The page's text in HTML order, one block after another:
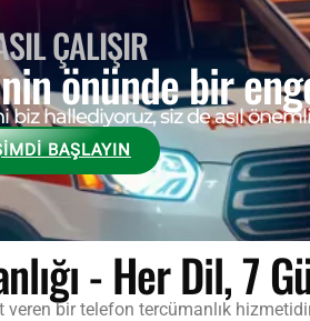
ÇALIŞIR
önünde bir
hallediyoruz, siz de asıl
BAŞLAYIN
- Her Dil, 7
bir telefon tercümanlık